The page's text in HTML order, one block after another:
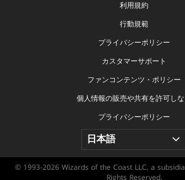
利用規約
行動規範
プライバシーポリシー
カスタマーサポート
ファンコンテンツ・ポリシー
個人情報の販売や共有を許可し
プライバシーポリシー
© 1993-2026 Wizards of the Coast LLC, a
Rights Reserved.